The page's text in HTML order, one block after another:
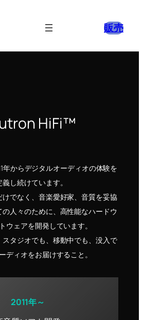
販売
HiFi™
年からデジタルオーディオの体験を
義し続けています。
でなく、音楽愛好家、音質を妥協
人々のために、高性能なハードウ
ウェアを開発しています。
タジオでも、移動中でも、没入で
ディオをお届けすること。
2011年～